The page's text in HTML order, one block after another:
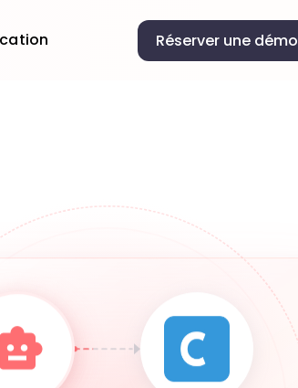
Réserver une démo